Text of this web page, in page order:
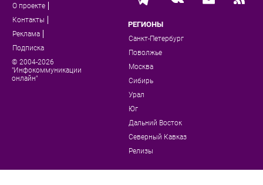
О проекте
Контакты
Реклама
Подписка
© 2004-2026
"Инфокоммуникации
онлайн"
РЕГИОНЫ
Санкт-Петербург
Поволжье
Москва
Сибирь
Урал
Юг
Дальний Восток
Северный Кавказ
Релизы